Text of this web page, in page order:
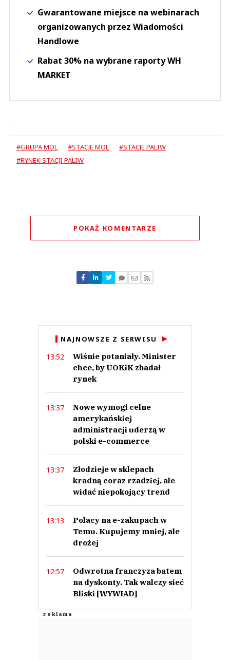
Gwarantowane miejsce na webinarach
organizowanych przez Wiadomości
Handlowe
Rabat 30% na wybrane raporty WH
MARKET
#GRUPA MOL #STACJE MOL
#STACJE PALIW
#RYNEK STACJI PALIW
POKAŻ KOMENTARZE
Nie znaleziono komentarzy
Zostaw swoje komentarze
NAJNOWSZE Z SERWISU
13:52
Wiśnie potaniały. Minister
chce, by UOKiK zbadał
rynek
13:37
Nowe wymogi celne
amerykańskiej
administracji uderzą w
polski e-commerce
13:37
Złodzieje w sklepach
kradną coraz rzadziej, ale
widać niepokojący trend
13:13
Polacy na e-zakupach w
Temu. Kupujemy mniej, ale
drożej
12:57
Odwrotna franczyza batem
na dyskonty. Tak walczy sieć
Bliski [WYWIAD]